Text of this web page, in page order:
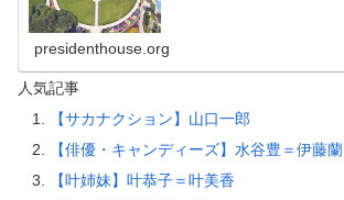
presidenthouse.org
人気記事
【サカナクション】山口一郎
【俳優・キャンディーズ】水谷豊＝伊藤蘭
【叶姉妹】叶恭子＝叶美香